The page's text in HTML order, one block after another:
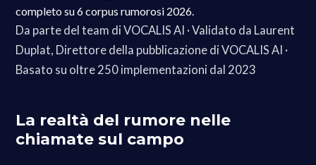
completo su 6 corpus rumorosi 2026.
Da parte del team di VOCALIS AI · Validato da Laurent
Duplat, Direttore della pubblicazione di VOCALIS AI ·
Basato su oltre 250 implementazioni dal 2023
La realtà del rumore nelle
chiamate sul campo